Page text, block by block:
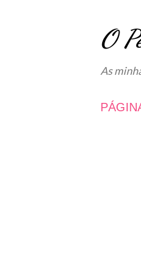
O
As